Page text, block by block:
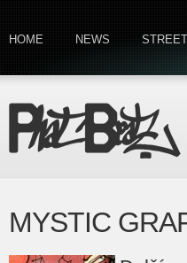
HOME NEWS
MYSTIC